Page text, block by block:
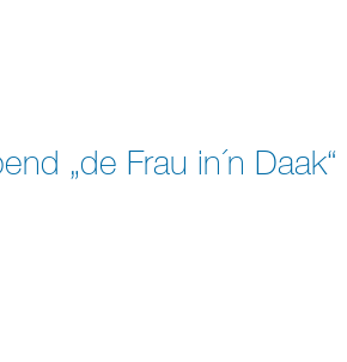
„de Frau in´n Daak“